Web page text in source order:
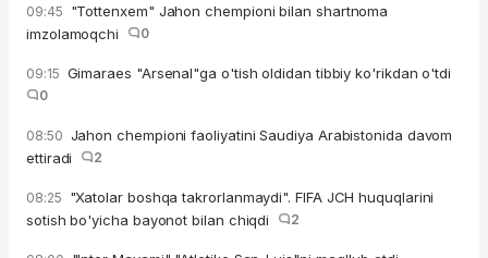
09:45 "Tottenxem" Jahon chempioni bilan shartnoma
imzolamoqchi
0
09:15 Gimaraes "Arsenal"ga o'tish oldidan tibbiy ko'rikdan o'tdi
0
08:50 Jahon chempioni faoliyatini Saudiya Arabistonida davom
ettiradi
2
08:25 "Xatolar boshqa takrorlanmaydi". FIFA JCH huquqlarini
sotish bo'yicha bayonot bilan chiqdi
2